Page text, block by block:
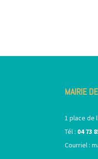
MAIRIE
1 place de
Tél : 04 73
Courriel :